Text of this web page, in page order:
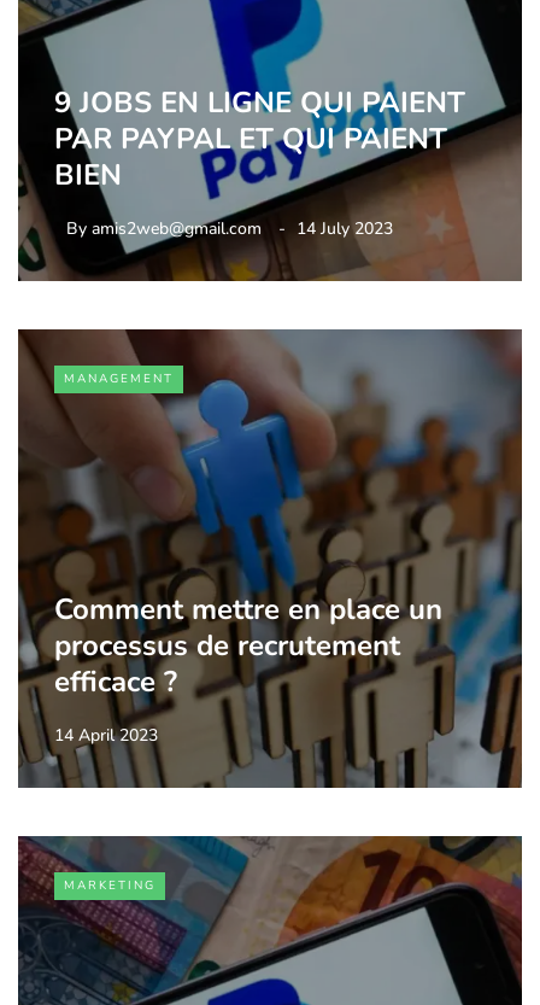
9 JOBS EN LIGNE QUI PAIENT
PAR PAYPAL ET QUI PAIENT
BIEN
By amis2web@gmail.com 14 July 2023
MANAGEMENT
Comment mettre en place un
processus de recrutement
efficace ?
14 April 2023
MARKETING